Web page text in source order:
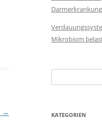
→
Mikrobiom
nach:
KATEGORIEN